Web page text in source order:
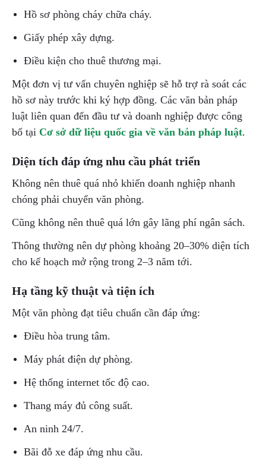
Hồ sơ phòng cháy chữa cháy.
Giấy phép xây dựng.
Điều kiện cho thuê thương mại.
Một đơn vị tư vấn chuyên nghiệp sẽ hỗ trợ rà soát các
hồ sơ này trước khi ký hợp đồng. Các văn bản pháp
luật liên quan đến đầu tư và doanh nghiệp được công
bố tại Cơ sở dữ liệu quốc gia về văn bản pháp luật.
Diện tích đáp ứng nhu cầu phát triển
Không nên thuê quá nhỏ khiến doanh nghiệp nhanh
chóng phải chuyển văn phòng.
Cũng không nên thuê quá lớn gây lãng phí ngân sách.
Thông thường nên dự phòng khoảng 20–30% diện tích
cho kế hoạch mở rộng trong 2–3 năm tới.
Hạ tầng kỹ thuật và tiện ích
Một văn phòng đạt tiêu chuẩn cần đáp ứng:
Điều hòa trung tâm.
Máy phát điện dự phòng.
Hệ thống internet tốc độ cao.
Thang máy đủ công suất.
An ninh 24/7.
Bãi đỗ xe đáp ứng nhu cầu.